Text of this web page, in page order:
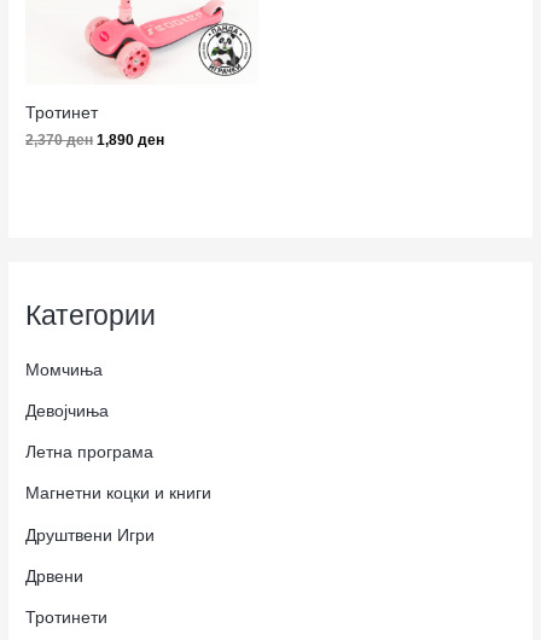
Категории
Момчиња
Девојчиња
Летна програма
Магнетни коцки и книги
Друштвени Игри
Дрвени
Тротинети
Тротинет
2,370ден 1,890ден